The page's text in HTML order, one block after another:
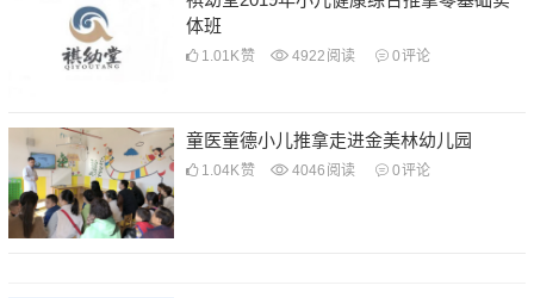
体班
1.01K赞 4922 阅读 0评论
童医童德小儿推拿走进金美林幼儿园
1.04K赞 4046 阅读 0评论